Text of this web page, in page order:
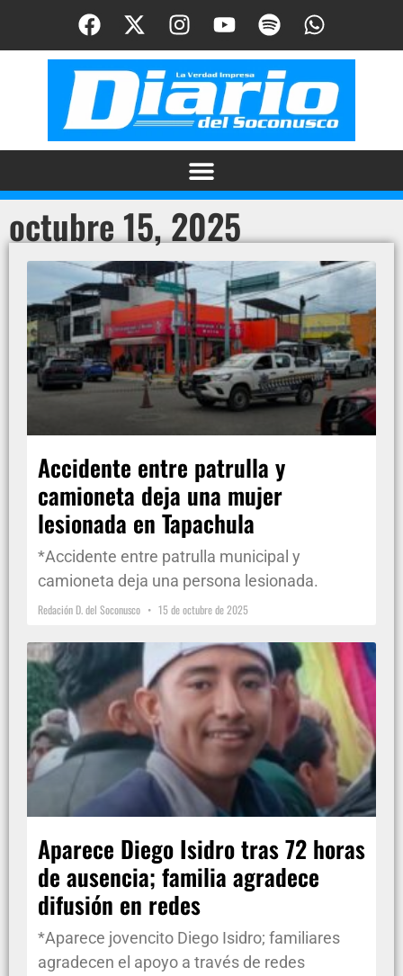
octubre 15, 2025
Accidente entre patrulla y
camioneta deja una mujer
lesionada en Tapachula
*Accidente entre patrulla municipal y
camioneta deja una persona lesionada.
Redación D. del Soconusco 15 de octubre de 2025
Aparece Diego Isidro tras 72 horas
de ausencia; familia agradece
difusión en redes
*Aparece jovencito Diego Isidro; familiares
agradecen el apoyo a través de redes